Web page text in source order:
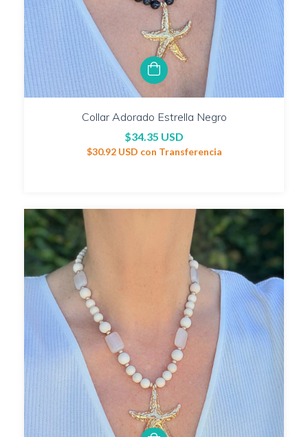
Collar Adorado Estrella Negro
$34.35 USD
$30.92 USD con Transferencia